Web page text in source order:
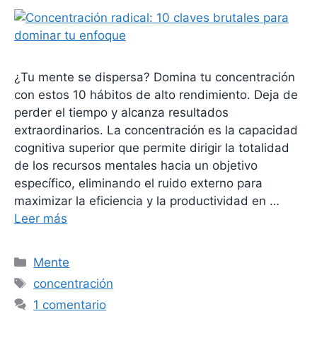
¿Tu mente se dispersa? Domina tu concentración
con estos 10 hábitos de alto rendimiento. Deja de
perder el tiempo y alcanza resultados
extraordinarios. La concentración es la capacidad
cognitiva superior que permite dirigir la totalidad
de los recursos mentales hacia un objetivo
específico, eliminando el ruido externo para
maximizar la eficiencia y la productividad en …
Leer más
Categorías
Mente
Etiquetas
concentración
1 comentario